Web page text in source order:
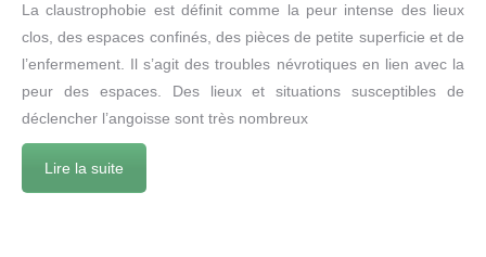
La claustrophobie est définit comme la peur intense des lieux
clos, des espaces confinés, des pièces de petite superficie et de
l’enfermement. Il s’agit des troubles névrotiques en lien avec la
peur des espaces. Des lieux et situations susceptibles de
déclencher l’angoisse sont très nombreux
Lire la suite